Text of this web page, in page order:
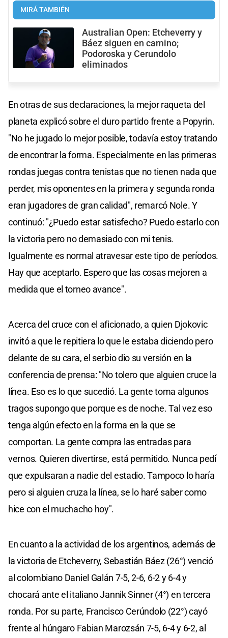
MIRÁ TAMBIÉN
Australian Open: Etcheverry y
Báez siguen en camino;
Podoroska y Cerundolo
eliminados
En otras de sus declaraciones, la mejor raqueta del
planeta explicó sobre el duro partido frente a Popyrin.
"No he jugado lo mejor posible, todavía estoy tratando
de encontrar la forma. Especialmente en las primeras
rondas juegas contra tenistas que no tienen nada que
perder, mis oponentes en la primera y segunda ronda
eran jugadores de gran calidad", remarcó Nole. Y
continuó: "¿Puedo estar satisfecho? Puedo estarlo con
la victoria pero no demasiado con mi tenis.
Igualmente es normal atravesar este tipo de períodos.
Hay que aceptarlo. Espero que las cosas mejoren a
medida que el torneo avance".
Acerca del cruce con el aficionado, a quien Djokovic
invitó a que le repitiera lo que le estaba diciendo pero
delante de su cara, el serbio dio su versión en la
conferencia de prensa: "No tolero que alguien cruce la
línea. Eso es lo que sucedió. La gente toma algunos
tragos supongo que porque es de noche. Tal vez eso
tenga algún efecto en la forma en la que se
comportan. La gente compra las entradas para
vernos. Quieren divertirse, está permitido. Nunca pedí
que expulsaran a nadie del estadio. Tampoco lo haría
pero si alguien cruza la línea, se lo haré saber como
hice con el muchacho hoy".
En cuanto a la actividad de los argentinos, además de
la victoria de Etcheverry, Sebastián Báez (26°) venció
al colombiano Daniel Galán 7-5, 2-6, 6-2 y 6-4 y
chocará ante el italiano Jannik Sinner (4°) en tercera
ronda. Por su parte, Francisco Cerúndolo (22°) cayó
frente al húngaro Fabian Marozsán 7-5, 6-4 y 6-2, al